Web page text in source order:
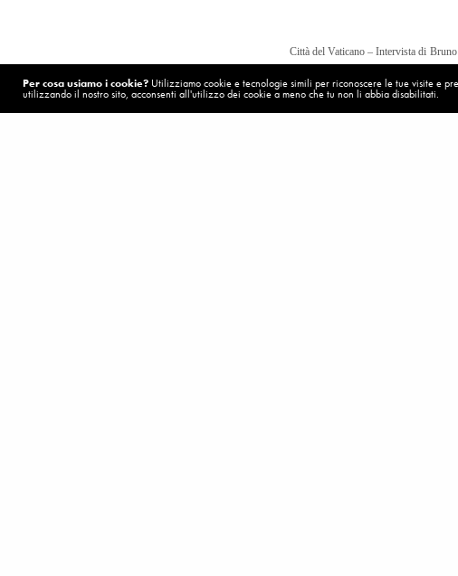
Città del Vaticano – Intervista di
Visualizzazioni: 815
Per cosa usiamo i cookie? Utilizziamo cookie e tecnologie simili per riconoscere le tue visite e
utilizzando il nostro sito, acconsenti all'utilizzo dei cookie a meno che tu non li abbia disabilitati.